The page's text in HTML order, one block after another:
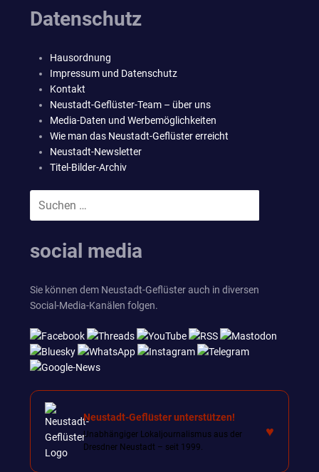
Datenschutz
Hausordnung
Impressum und Datenschutz
Kontakt
Neustadt-Geflüster-Team – über uns
Media-Daten und Werbemöglichkeiten
Wie man das Neustadt-Geflüster erreicht
Neustadt-Newsletter
Titel-Bilder-Archiv
social media
Sie können dem Neustadt-Geflüster auch in diversen
Social-Media-Kanälen folgen.
Neustadt-Geflüster unterstützen!
Unabhängiger Lokaljournalismus aus der
Dresdner Neustadt – seit 1999.
♥